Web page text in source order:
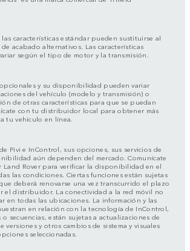
características estándar pueden sustituirse al
acabado alternativos. Las características
según el tipo de motor y la transmisión.
opcionales y su disponibilidad pueden variar
del vehículo (modelo y transmisión) o
de otras características para que se puedan
con tu distribuidor local para obtener más
tu vehículo en línea.
Pivi e InControl, sus opciones, sus servicios de
aún dependen del mercado. Comunícate
Rover para verificar la disponibilidad en el
las condiciones. Ciertas funciones están sujetas
deberá renovarse una vez transcurrido el plazo
el distribuidor. La conectividad a la red móvil no
en todas las ubicaciones. La información y las
en relación con la tecnología de InControl,
secuencias, están sujetas a actualizaciones de
versiones y otros cambios de sistema y visuales
seleccionadas.